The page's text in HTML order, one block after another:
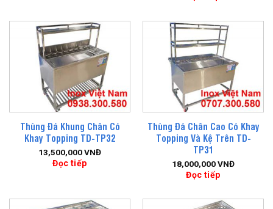
Thùng Đá Khung Chân Có
Khay Topping TD-TP32
13,500,000VNĐ
Đọc tiếp
Thùng Đá Chân Cao Có Khay
Topping Và Kệ Trên TD-
TP31
18,000,000VNĐ
Đọc tiếp